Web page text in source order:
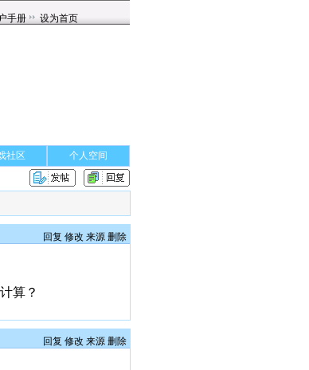
社区
个人空间
回复 修改 来源 删除
算？
回复 修改 来源 删除